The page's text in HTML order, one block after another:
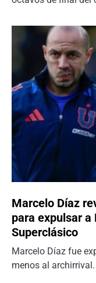
Marcelo Díaz
para expulsar a
Superclásico
Marcelo Díaz fue
menos al archirrival.